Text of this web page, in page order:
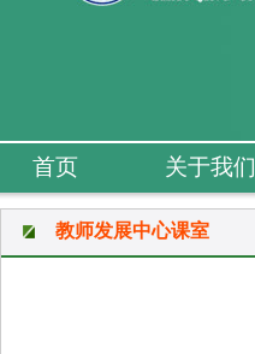
首页 关于我们
教师发展中心课室